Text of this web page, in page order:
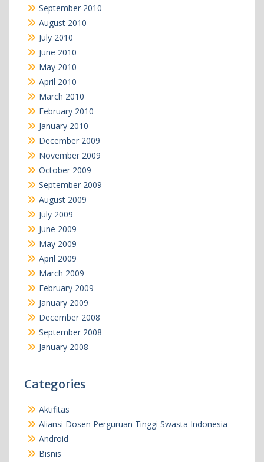
September 2010
August 2010
July 2010
June 2010
May 2010
April 2010
March 2010
February 2010
January 2010
December 2009
November 2009
October 2009
September 2009
August 2009
July 2009
June 2009
May 2009
April 2009
March 2009
February 2009
January 2009
December 2008
September 2008
January 2008
Categories
Aktifitas
Aliansi Dosen Perguruan Tinggi Swasta Indonesia
Android
Bisnis